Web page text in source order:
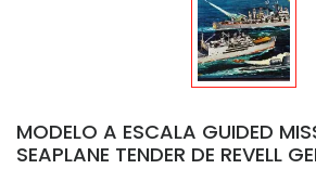
MODELO A ESCALA GUIDED
SEAPLANE TENDER DE REVELL